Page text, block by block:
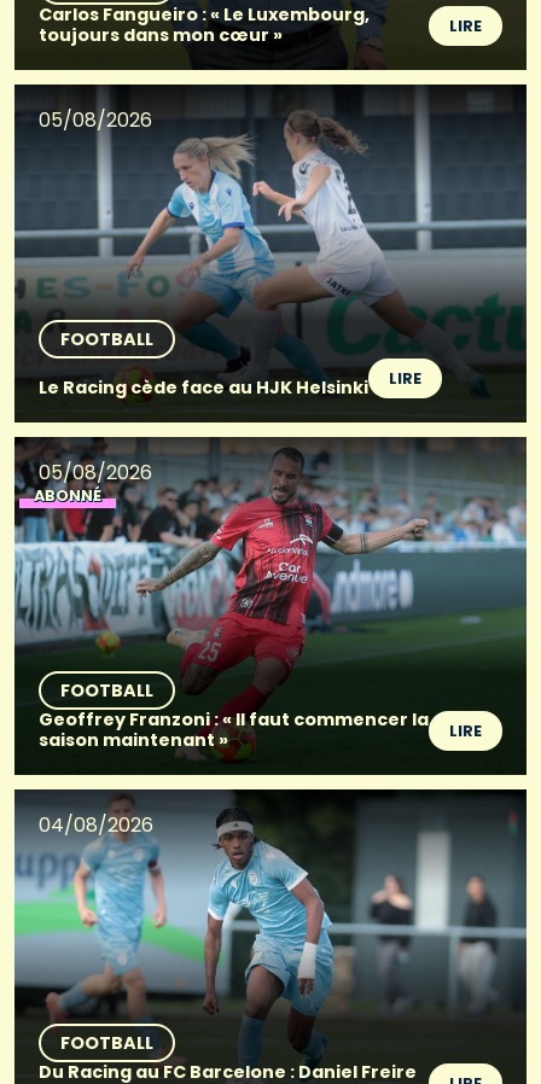
Carlos Fangueiro : « Le Luxembourg,
toujours dans mon cœur »
LIRE
05/08/2026
FOOTBALL
Le Racing cède face au HJK Helsinki
LIRE
05/08/2026
ABONNÉ
FOOTBALL
Geoffrey Franzoni : « Il faut commencer la
saison maintenant »
LIRE
04/08/2026
FOOTBALL
Du Racing au FC Barcelone : Daniel Freire